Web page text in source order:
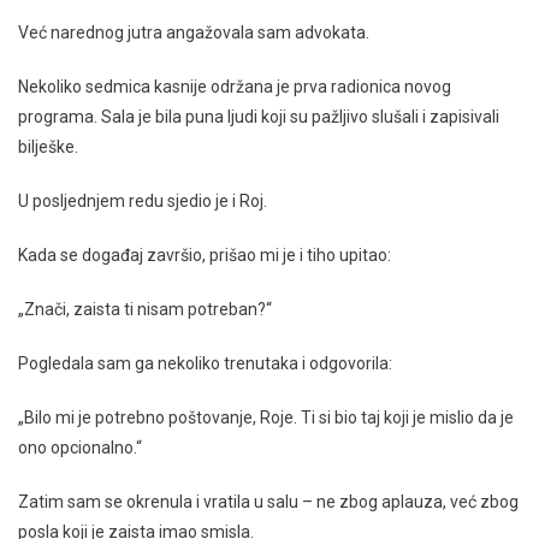
Već narednog jutra angažovala sam advokata.
Nekoliko sedmica kasnije održana je prva radionica novog
programa. Sala je bila puna ljudi koji su pažljivo slušali i zapisivali
bilješke.
U posljednjem redu sjedio je i Roj.
Kada se događaj završio, prišao mi je i tiho upitao:
„Znači, zaista ti nisam potreban?“
Pogledala sam ga nekoliko trenutaka i odgovorila:
„Bilo mi je potrebno poštovanje, Roje. Ti si bio taj koji je mislio da je
ono opcionalno.“
Zatim sam se okrenula i vratila u salu – ne zbog aplauza, već zbog
posla koji je zaista imao smisla.